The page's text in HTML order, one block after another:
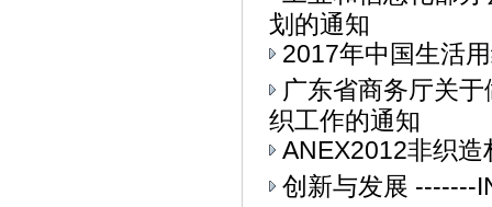
划的通知
2017年中国生活
广东省商务厅关
织工作的通知
ANEX2012非织
创新与发展 -------